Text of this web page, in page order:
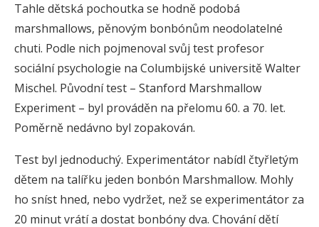
Tahle dětská pochoutka se hodně podobá
marshmallows, pěnovým bonbónům neodolatelné
chuti. Podle nich pojmenoval svůj test profesor
sociální psychologie na Columbijské universitě Walter
Mischel. Původní test – Stanford Marshmallow
Experiment – byl prováděn na přelomu 60. a 70. let.
Poměrně nedávno byl zopakován.
Test byl jednoduchý. Experimentátor nabídl čtyřletým
dětem na talířku jeden bonbón Marshmallow. Mohly
ho sníst hned, nebo vydržet, než se experimentátor za
20 minut vrátí a dostat bonbóny dva. Chování dětí